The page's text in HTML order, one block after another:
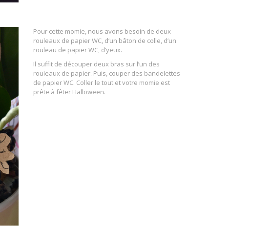
Pour cette momie, nous avons besoin de deux
rouleaux de papier WC, d’un bâton de colle, d’un
rouleau de papier WC, d’yeux.
Il suffit de découper deux bras sur l’un des
rouleaux de papier. Puis, couper des bandelettes
de papier WC. Coller le tout et votre momie est
prête à fêter Halloween.